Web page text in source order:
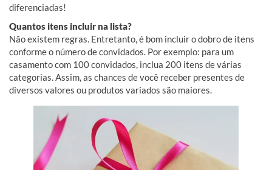
diferenciadas!
Quantos itens incluir na lista?
Não existem regras. Entretanto, é bom incluir o dobro de itens
conforme o número de convidados. Por exemplo: para um
casamento com 100 convidados, inclua 200 itens de várias
categorias. Assim, as chances de você receber presentes de
diversos valores ou produtos variados são maiores.